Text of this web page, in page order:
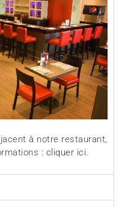
à notre restaurant,
: cliquer ici.